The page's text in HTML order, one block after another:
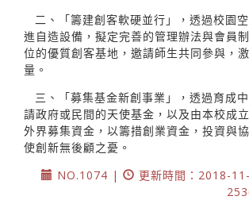
二、「籌建創客軟硬並行」，透過校園
進自造設備，擬定完善的管理辦法與會員
位的優質創客基地，邀請師生共同參與，
量。
三、「募集基金新創事業」，透過育成
請政府或民間的天使基金，以及由本校成
外界募集資金，以籌措創業資金，投資與
使創新無後顧之憂。
NO.1074 |
更新時間：2018-